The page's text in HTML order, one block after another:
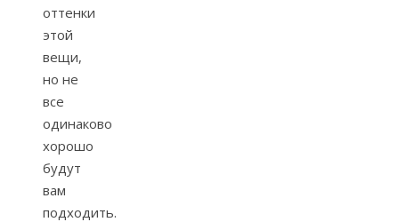
оттенки
этой
вещи,
но не
все
одинаково
хорошо
будут
вам
подходить.